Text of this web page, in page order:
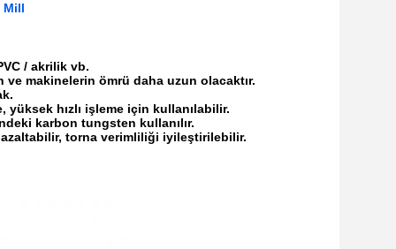
Mill
/ akrilik vb.
ve makinelerin ömrü daha uzun olacaktır.
yüksek hızlı işleme için kullanılabilir.
karbon tungsten kullanılır.
torna verimliliği iyileştirilebilir.